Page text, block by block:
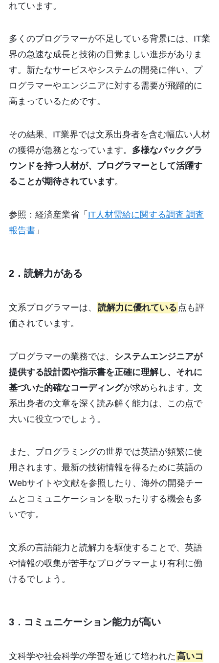
れています。
多くのプログラマーが不足している背景には、IT業
界の急速な成長と技術の目覚ましい進歩がありま
す。新たなサービスやシステムの開発に伴い、プ
ログラマーやエンジニアに対する需要が飛躍的に
高まっているためです。
その結果、IT業界では文系出身者を含む幅広い人材
の獲得が急務となっています。 多様なバックグラ
ウンドを持つ人材が、プログラマーとして活躍す
ることが期待されています。
参照：経済産業省「 IT人材需給に関する調査 調査
報告書」
2．読解力がある
文系プログラマーは、 読解力に優れている 点も評
価されています。
プログラマーの業務では、
システムエンジニアが
提供する設計図や指示書を正確に理解し、それに
基づいた的確なコーディングが求められます。文
系出身者の文章を深く読み解く能力は、この点で
大いに役立つでしょう。
また、プログラミングの世界では英語が頻繁に使
用されます。最新の技術情報を得るために英語の
Webサイトや文献を参照したり、海外の開発チー
ムとコミュニケーションを取ったりする機会も多
いです。
文系の言語能力と読解力を駆使することで、英語
や情報の収集が苦手なプログラマーより有利に働
けるでしょう。
3．コミュニケーション能力が高い
文科学や社会科学の学習を通じて培われた 高いコ